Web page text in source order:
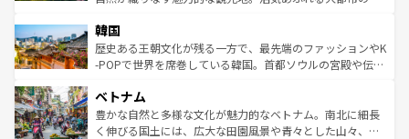
ワイを、存分に味わってほしい。 なお、新着のハワイ情報
はコンテンツ一覧を参照してほしい。
いる。アクティビティも充実しており、サーフィンやダイ
ビング、ハイキングなど、アウトドア好きにはたまらな
い。オーストラリアの多彩な魅力を存分に味わいつくそ
参照してほしい。
ン）、静ひつな山岳地帯である台湾東部など、都市の喧騒
と山間の静けさが共存しており、訪れる人に新しい発見と
驚きをもたらしてくれる。また、奥深い台湾の食文化も魅
容にもいいと評判のスイーツなど、バラエティ豊かな料理
が味わえる。 なお、新着の台湾情報は コンテンツ一覧を参
照してほしい。
韓国
歴史ある王朝文化が残る一方で、最先端のファッションやK
-POPで世界を席巻している韓国。首都ソウルの宮殿や伝統
き、地方に足を延ばせば四季折々の自然美を楽しむことが
できる。そして、キムチや焼肉、絶品のストリートフード
まで、さまざまな韓国料理が待っている。夜には、韓国な
ベトナム
豊かな自然と多様な文化が魅力的なベトナム。南北に細長
く伸びる国土には、広大な田園風景や青々とした山々、世